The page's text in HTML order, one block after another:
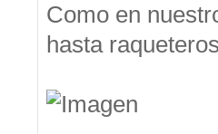
Como en
hasta